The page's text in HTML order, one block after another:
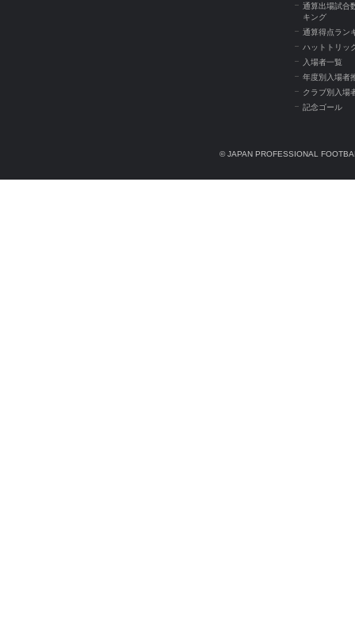
通算出場試合
キング
通算得点ラン
ハットトリッ
入場者一覧
年度別入場者
クラブ別入場
記念ゴール
© JAPAN PROFESSIONAL